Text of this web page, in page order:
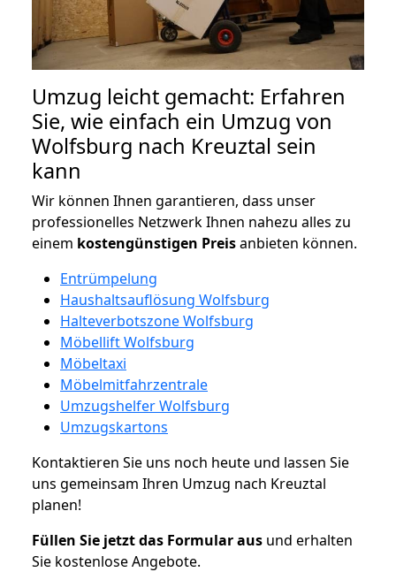
Umzug leicht gemacht: Erfahren
Sie, wie einfach ein Umzug von
Wolfsburg nach Kreuztal sein
kann
Wir können Ihnen garantieren, dass unser
professionelles Netzwerk Ihnen nahezu alles zu
einem kostengünstigen Preisanbieten können.
Entrümpelung
Haushaltsauflösung Wolfsburg
Halteverbotszone Wolfsburg
Möbellift Wolfsburg
Möbeltaxi
Möbelmitfahrzentrale
Umzugshelfer Wolfsburg
Umzugskartons
Kontaktieren Sie uns noch heute und lassen Sie
uns gemeinsam Ihren Umzug nach Kreuztal
planen!
Füllen Sie jetzt das Formular aus und erhalten
Sie kostenlose Angebote.